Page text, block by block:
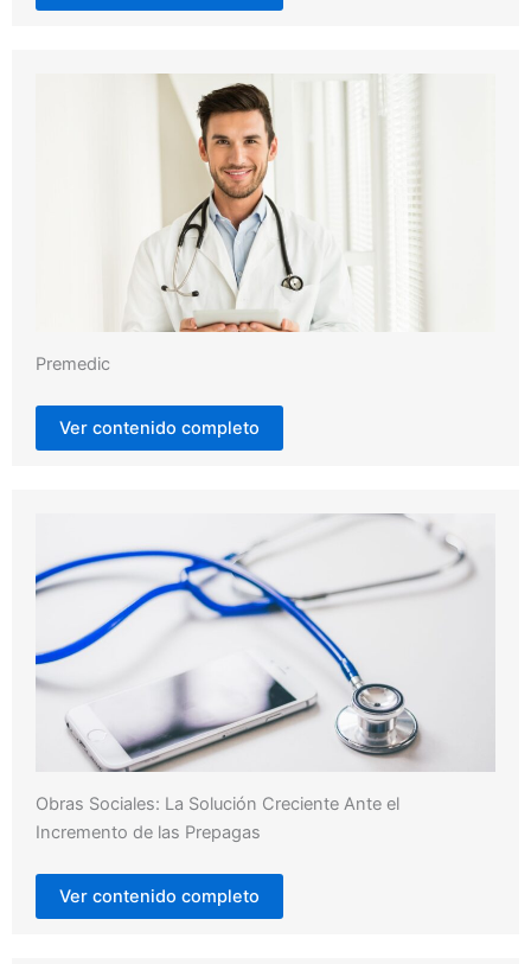
Premedic
Ver contenido completo
Obras Sociales: La Solución Creciente Ante el
Incremento de las Prepagas
Ver contenido completo